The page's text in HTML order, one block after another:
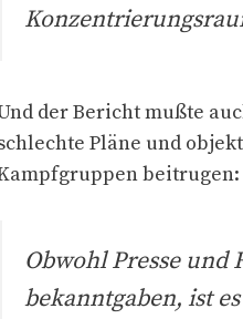
der Bericht mußte
Pläne und
beitrugen:
Obwohl Presse
bekanntgaben, ist